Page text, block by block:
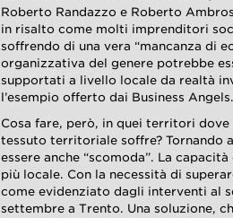
Roberto Randazzo e Roberto
in risalto come molti imprenditori
soffrendo di una vera “mancanza di
organizzativa del genere potrebbe
supportati a livello locale da realtà
l’esempio offerto dai Business Angels.
Cosa fare, però, in quei territori dove
tessuto territoriale soffre? Tornando
essere anche “scomoda”. La
più locale. Con la necessità di
come evidenziato dagli interventi al
settembre a Trento. Una soluzione,